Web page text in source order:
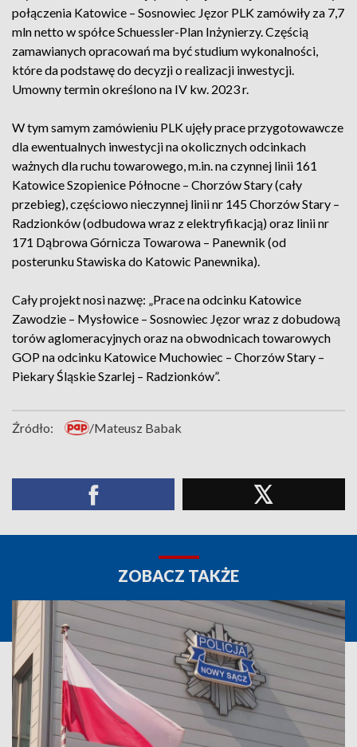
połączenia Katowice – Sosnowiec Jęzor PLK zamówiły za 7,7
mln netto w spółce Schuessler-Plan Inżynierzy. Częścią
zamawianych opracowań ma być studium wykonalności,
które da podstawę do decyzji o realizacji inwestycji.
Umowny termin określono na IV kw. 2023 r.
W tym samym zamówieniu PLK ujęły prace przygotowawcze
dla ewentualnych inwestycji na okolicznych odcinkach
ważnych dla ruchu towarowego, m.in. na czynnej linii 161
Katowice Szopienice Północne – Chorzów Stary (cały
przebieg), częściowo nieczynnej linii nr 145 Chorzów Stary –
Radzionków (odbudowa wraz z elektryfikacją) oraz linii nr
171 Dąbrowa Górnicza Towarowa – Panewnik (od
posterunku Stawiska do Katowic Panewnika).
Cały projekt nosi nazwę: „Prace na odcinku Katowice
Zawodzie – Mysłowice – Sosnowiec Jęzor wraz z dobudową
torów aglomeracyjnych oraz na obwodnicach towarowych
GOP na odcinku Katowice Muchowiec – Chorzów Stary –
Piekary Śląskie Szarlej – Radzionków”.
Źródło: /Mateusz Babak
ZOBACZ TAKŻE